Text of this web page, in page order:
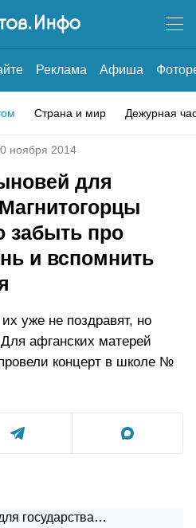
Реклама Афиша
Страна и мир Дежурная
ноября 2014
для
забыть про
и вспомнить
уже не поздравят, но
афганских матерей
концерт в школе №